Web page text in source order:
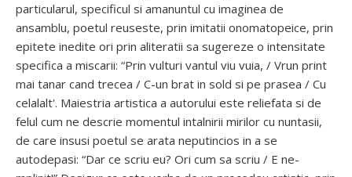
particularul, specificul si amanuntul cu imaginea de
ansamblu, poetul reuseste, prin imitatii onomatopeice, prin
epitete inedite ori prin aliteratii sa sugereze o intensitate
specifica a miscarii: “Prin vulturi vantul viu vuia, / Vrun print
mai tanar cand trecea / C-un brat in sold si pe prasea / Cu
celalalt'. Maiestria artistica a autorului este reliefata si de
felul cum ne descrie momentul intalnirii mirilor cu nuntasii,
de care insusi poetul se arata neputincios in a se
autodepasi: “Dar ce scriu eu? Ori cum sa scriu / E ne-